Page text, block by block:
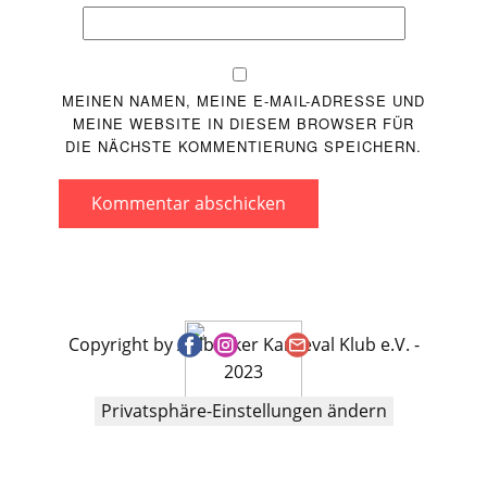
MEINEN NAMEN, MEINE E-MAIL-ADRESSE UND
MEINE WEBSITE IN DIESEM BROWSER FÜR
DIE NÄCHSTE KOMMENTIERUNG SPEICHERN.
Kommentar abschicken
Copyright by Ahlbecker Karneval Klub e.V. -
2023
Privatsphäre-Einstellungen ändern